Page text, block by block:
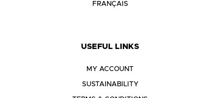
FRANÇAIS
USEFUL LINKS
MY ACCOUNT
SUSTAINABILITY